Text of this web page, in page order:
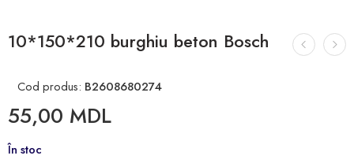
10*150*210 burghiu beton Bosch
Cod produs: B2608680274
55,00 MDL
În stoc